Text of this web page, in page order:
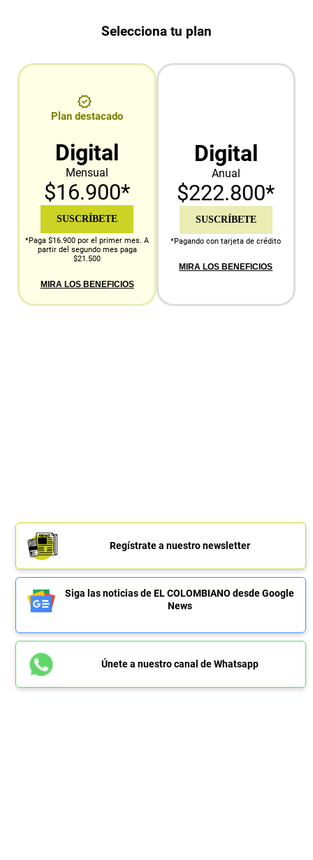
Selecciona tu plan
Plan destacado
Digital
Mensual
$16.900*
SUSCRÍBETE
*Paga $16.900 por el primer mes. A
partir del segundo mes paga
$21.500
MIRA LOS BENEFICIOS
Digital
Anual
$222.800*
SUSCRÍBETE
*Pagando con tarjeta de crédito
MIRA LOS BENEFICIOS
Regístrate a nuestro newsletter
Siga las noticias de EL COLOMBIANO desde Google
News
Únete a nuestro canal de Whatsapp